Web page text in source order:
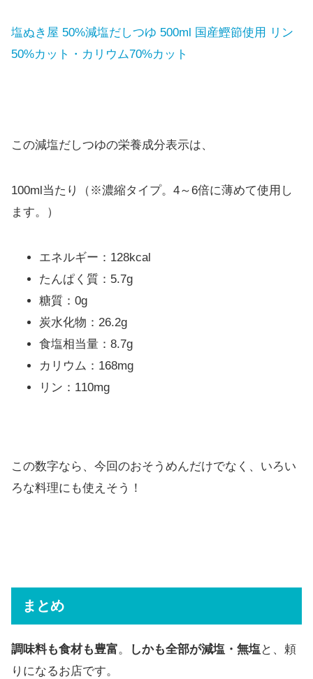
塩ぬき屋 50%減塩だしつゆ 500ml 国産鰹節使用 リン
50%カット・カリウム70%カット
この減塩だしつゆの栄養成分表示は、
100ml当たり（※濃縮タイプ。4～6倍に薄めて使用し
ます。）
エネルギー：128kcal
たんぱく質：5.7g
糖質：0g
炭水化物：26.2g
食塩相当量：8.7g
カリウム：168mg
リン：110mg
この数字なら、今回のおそうめんだけでなく、いろい
ろな料理にも使えそう！
まとめ
調味料も食材も豊富。 しかも全部が減塩・無塩 と、頼
りになるお店です。